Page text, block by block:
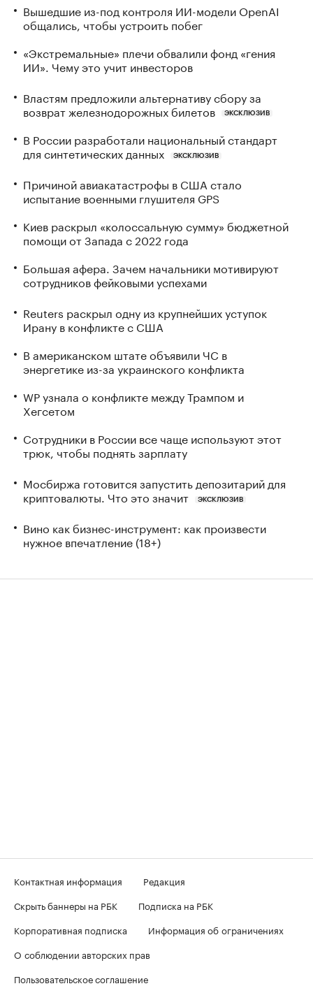
Вышедшие из-под контроля ИИ-модели OpenAI
общались, чтобы устроить побег
«Экстремальные» плечи обвалили фонд «гения
ИИ». Чему это учит инвесторов
Властям предложили альтернативу сбору за
возврат железнодорожных билетов
ЭКСКЛЮЗИВ
В России разработали национальный стандарт
для синтетических данных
ЭКСКЛЮЗИВ
Причиной авиакатастрофы в США стало
испытание военными глушителя GPS
Киев раскрыл «колоссальную сумму» бюджетной
помощи от Запада с 2022 года
Большая афера. Зачем начальники мотивируют
сотрудников фейковыми успехами
Reuters раскрыл одну из крупнейших уступок
Ирану в конфликте с США
В американском штате объявили ЧС в
энергетике из-за украинского конфликта
WP узнала о конфликте между Трампом и
Хегсетом
Сотрудники в России все чаще используют этот
трюк, чтобы поднять зарплату
Мосбиржа готовится запустить депозитарий для
криптовалюты. Что это значит
ЭКСКЛЮЗИВ
Вино как бизнес-инструмент: как произвести
нужное впечатление (18+)
Контактная информация
Редакция
Скрыть баннеры на РБК
Подписка на РБК
Корпоративная подписка
Информация об ограничениях
О соблюдении авторских прав
Пользовательское соглашение